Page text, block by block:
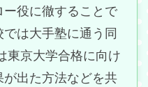
役に徹することで
は大手塾に通う同
東京大学合格に向け
出た方法などを共